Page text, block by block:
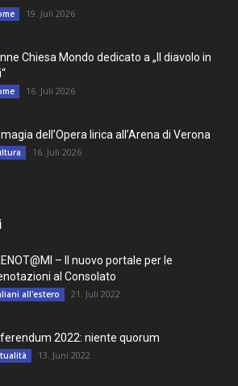
19. Juli 2026
Chiesa Mondo dedicato a „Il diavolo in
16. Juli 2026
magia dell’Opera lirica all’Arena di Verona
16. Juli 2026
– Il nuovo portale per le
al Consolato
all'estero 21. Juli 2022
2022: niente quorum
13. Juni 2022